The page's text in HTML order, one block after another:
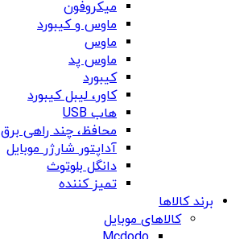
میکروفون
ماوس و کیبورد
ماوس
ماوس پد
کیبورد
کاور، لیبل کیبورد
هاب USB
محافظ، چند راهی برق
آداپتور شارژر موبایل
دانگل بلوتوث
تمیز کننده
برند کالاها
کالاهای موبایل